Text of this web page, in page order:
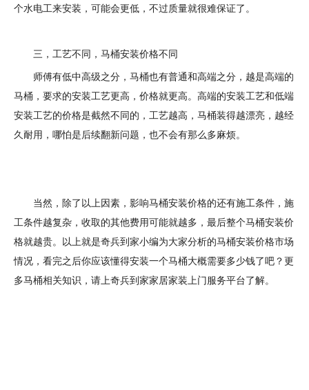
个水电工来安装，可能会更低，不过质量就很难保证了。
三，工艺不同，马桶安装价格不同
师傅有低中高级之分，马桶也有普通和高端之分，越是高端的
马桶，要求的安装工艺更高，价格就更高。高端的安装工艺和低端
安装工艺的价格是截然不同的，工艺越高，马桶装得越漂亮，越经
久耐用，哪怕是后续翻新问题，也不会有那么多麻烦。
当然，除了以上因素，影响马桶安装价格的还有施工条件，施
工条件越复杂，收取的其他费用可能就越多，最后整个马桶安装价
格就越贵。以上就是奇兵到家小编为大家分析的马桶安装价格市场
情况，看完之后你应该懂得安装一个马桶大概需要多少钱了吧？更
多马桶相关知识，请上奇兵到家家居家装上门服务平台了解。